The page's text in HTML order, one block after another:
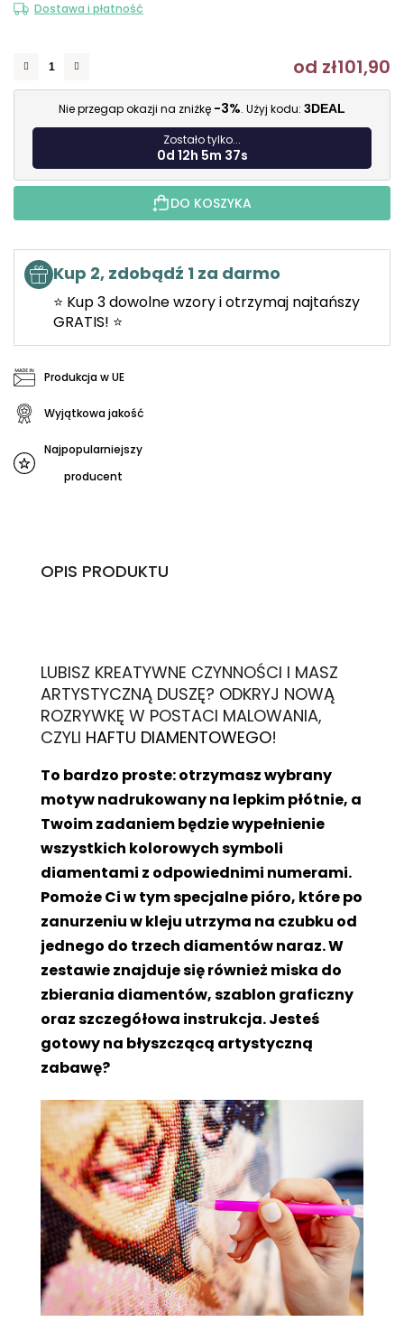
Dostawa i płatność
od zł101,90
Nie przegap okazji na zniżkę -3%. Użyj kodu: 3DEAL
Zostało tylko...
0d 12h 5m 35s
DO KOSZYKA
Kup 2, zdobądź 1 za darmo
⭐ Kup 3 dowolne wzory i otrzymaj najtańszy
GRATIS! ⭐
Produkcja w UE
Wyjątkowa jakość
Najpopularniejszy
producent
OPIS PRODUKTU
LUBISZ KREATYWNE CZYNNOŚCI I MASZ
ARTYSTYCZNĄ DUSZĘ? ODKRYJ NOWĄ
ROZRYWKĘ W POSTACI MALOWANIA,
CZYLI HAFTU DIAMENTOWEGO!
To bardzo proste: otrzymasz wybrany
motyw nadrukowany na lepkim płótnie, a
Twoim zadaniem będzie wypełnienie
wszystkich kolorowych symboli
diamentami z odpowiednimi numerami.
Pomoże Ci w tym specjalne pióro, które po
zanurzeniu w kleju utrzyma na czubku od
jednego do trzech diamentów naraz. W
zestawie znajduje się również miska do
zbierania diamentów, szablon graficzny
oraz szczegółowa instrukcja. Jesteś
gotowy na błyszczącą artystyczną
zabawę?